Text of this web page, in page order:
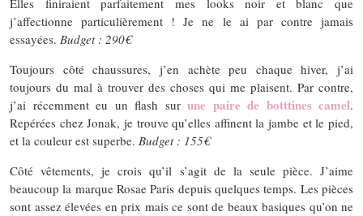
j’affectionne particulièrement ! Je ne le ai par contre jamais
essayées. Budget : 290€
Toujours côté chaussures, j’en achète peu chaque hiver, j’ai
toujours du mal à trouver des choses qui me plaisent. Par contre,
j’ai récemment eu un flash sur une paire de botttines camel.
Repérées chez Jonak, je trouve qu’elles affinent la jambe et le pied,
et la couleur est superbe. Budget : 155€
Côté vêtements, je crois qu’il s’agit de la seule pièce. J’aime
beaucoup la marque Rosae Paris depuis quelques temps. Les pièces
sont assez élevées en prix mais ce sont de beaux basiques qu’on ne